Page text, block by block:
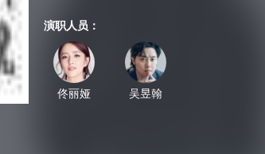
演职人员：
佟丽娅 吴昱翰